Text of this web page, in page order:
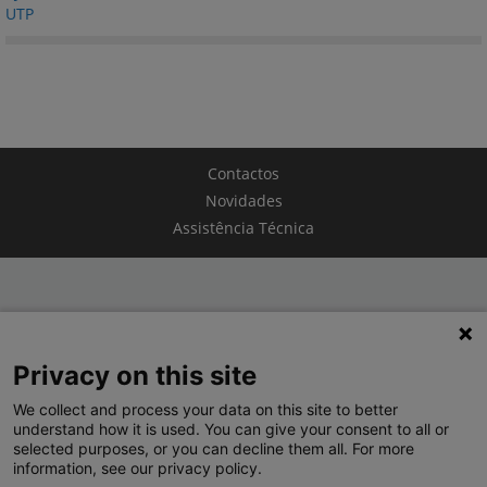
Contactos
Novidades
Assistência Técnica
POLÍTICA DE PRIVACIDADE
LEGRAND PORTUGAL
GRUPO LEGRAND NO MUNDO
Privacy on this site
We collect and process your data on this site to better
understand how it is used. You can give your consent to all or
selected purposes, or you can decline them all. For more
information, see our privacy policy.